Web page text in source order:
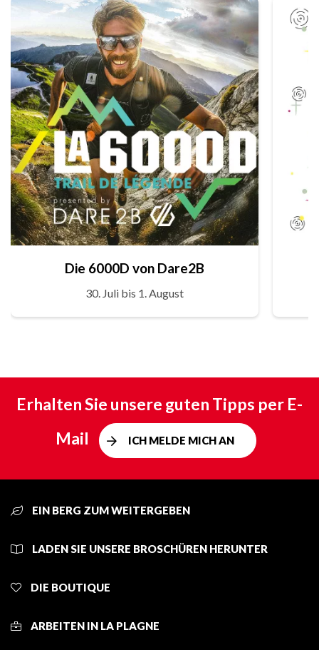
Die 6000D von Dare2B
30. Juli bis 1. August
Erhalten Sie unsere guten Tipps per E-
Mail
ICH MELDE MICH AN
EIN BERG ZUM WEITERGEBEN
LADEN SIE UNSERE BROSCHÜREN HERUNTER
DIE BOUTIQUE
ARBEITEN IN LA PLAGNE